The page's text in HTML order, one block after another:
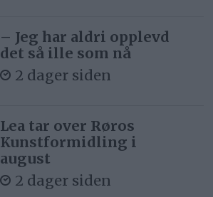
– Jeg har aldri opplevd
det så ille som nå
2 dager siden
Lea tar over Røros
Kunstformidling i
august
2 dager siden